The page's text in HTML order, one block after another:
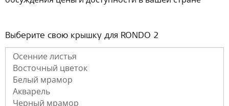
Выберите свою крышку для RONDO 2